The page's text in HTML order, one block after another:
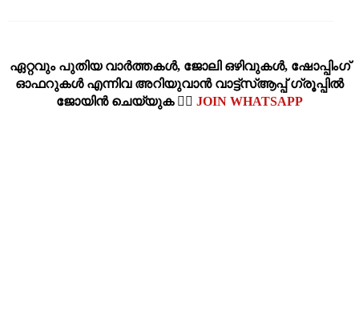
ഏറ്റവും പുതിയ വാര്‍ത്തകള്‍, ജോലി ഒഴിവുകള്‍, ഷോപ്പിംഗ്‌
ഓഫറുകള്‍ എന്നിവ അറിയുവാന്‍ വാട്ട്സ്ആപ്പ് ഗ്രൂപ്പില്‍
ജോയിന്‍ ചെയ്യുക 👉🏽 JOIN WHATSAPP